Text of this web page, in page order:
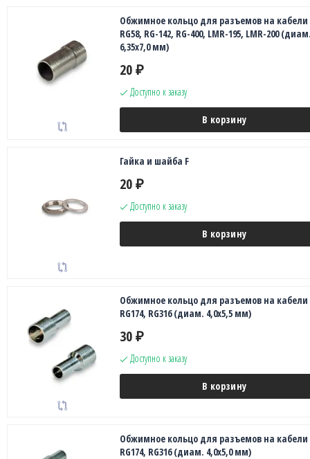
Обжимное кольцо для разъемов на кабели
RG58, RG-142, RG-400, LMR-195, LMR-200
6,35х7,0 мм)
20 ₽
Доступно к заказу
В корзину
Гайка и шайба F
20 ₽
Доступно к заказу
В корзину
Обжимное кольцо для разъемов на кабели
RG174, RG316 (диам. 4,0х5,5 мм)
30 ₽
Доступно к заказу
В корзину
Обжимное кольцо для разъемов на кабели
RG174, RG316 (диам. 4,0х5,0 мм)